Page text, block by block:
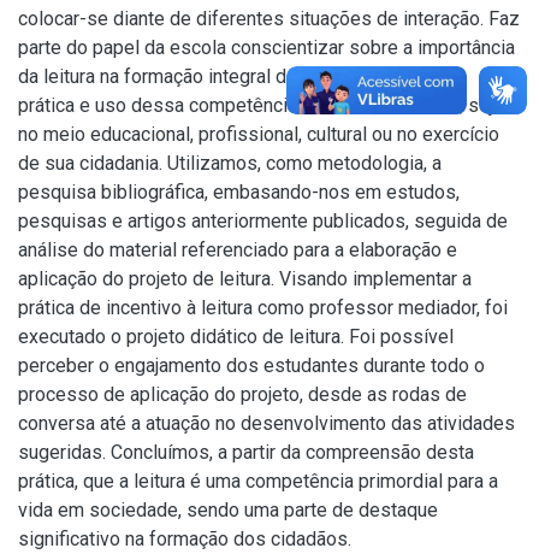
colocar-se diante de diferentes situações de interação. Faz
parte do papel da escola conscientizar sobre a importância
da leitura na formação integral do indivíduo e sobre a
prática e uso dessa competência na sociedade atual, seja
no meio educacional, profissional, cultural ou no exercício
de sua cidadania. Utilizamos, como metodologia, a
pesquisa bibliográfica, embasando-nos em estudos,
pesquisas e artigos anteriormente publicados, seguida de
análise do material referenciado para a elaboração e
aplicação do projeto de leitura. Visando implementar a
prática de incentivo à leitura como professor mediador, foi
executado o projeto didático de leitura. Foi possível
perceber o engajamento dos estudantes durante todo o
processo de aplicação do projeto, desde as rodas de
conversa até a atuação no desenvolvimento das atividades
sugeridas. Concluímos, a partir da compreensão desta
prática, que a leitura é uma competência primordial para a
vida em sociedade, sendo uma parte de destaque
significativo na formação dos cidadãos.